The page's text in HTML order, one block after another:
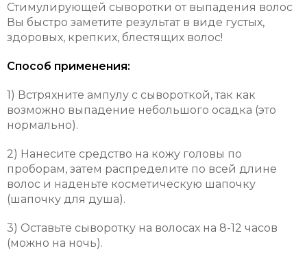
Стимулирующей сыворотки от выпадения волос
Вы быстро заметите результат в виде густых,
здоровых, крепких, блестящих волос!
Способ применения:
1) Встряхните ампулу с сывороткой, так как
возможно выпадение небольшого осадка (это
нормально).
2) Нанесите средство на кожу головы по
проборам, затем распределите по всей длине
волос и наденьте косметическую шапочку
(шапочку для душа).
3) Оставьте сыворотку на волосах на 8-12 часов
(можно на ночь).